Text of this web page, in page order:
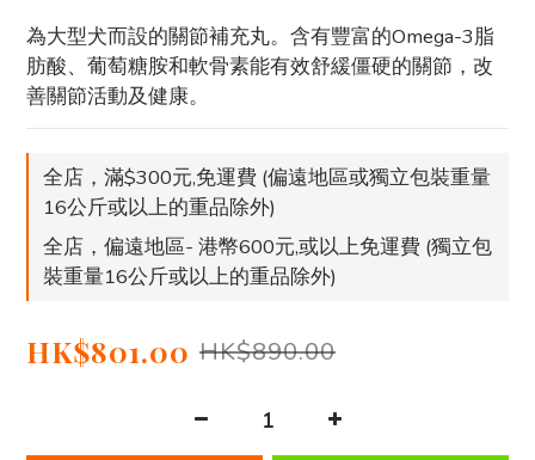
為大型犬而設的關節補充丸。含有豐富的Omega-3脂
肪酸、葡萄糖胺和軟骨素能有效舒緩僵硬的關節，改
善關節活動及健康。
全店，滿$300元,免運費 (偏遠地區或獨立包裝重量
16公斤或以上的重品除外)
全店，偏遠地區- 港幣600元,或以上免運費 (獨立包
裝重量16公斤或以上的重品除外)
HK$801.00 HK$890.00